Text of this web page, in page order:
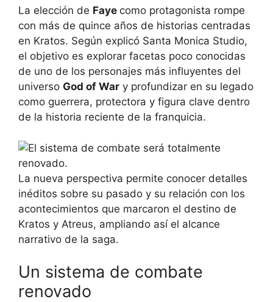
La elección de Faye como protagonista rompe
con más de quince años de historias centradas
en Kratos. Según explicó Santa Monica Studio,
el objetivo es explorar facetas poco conocidas
de uno de los personajes más influyentes del
universo God of War y profundizar en su legado
como guerrera, protectora y figura clave dentro
de la historia reciente de la franquicia.
La nueva perspectiva permite conocer detalles
inéditos sobre su pasado y su relación con los
acontecimientos que marcaron el destino de
Kratos y Atreus, ampliando así el alcance
narrativo de la saga.
Un sistema de combate
renovado